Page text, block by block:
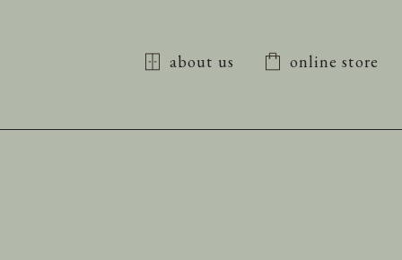
about us online store